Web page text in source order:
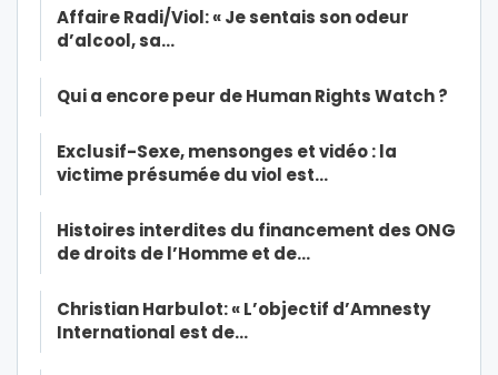
Affaire Radi/Viol: « Je sentais son odeur
d’alcool, sa…
Qui a encore peur de Human Rights Watch ?
Exclusif-Sexe, mensonges et vidéo : la
victime présumée du viol est…
Histoires interdites du financement des ONG
de droits de l’Homme et de…
Christian Harbulot: « L’objectif d’Amnesty
International est de…